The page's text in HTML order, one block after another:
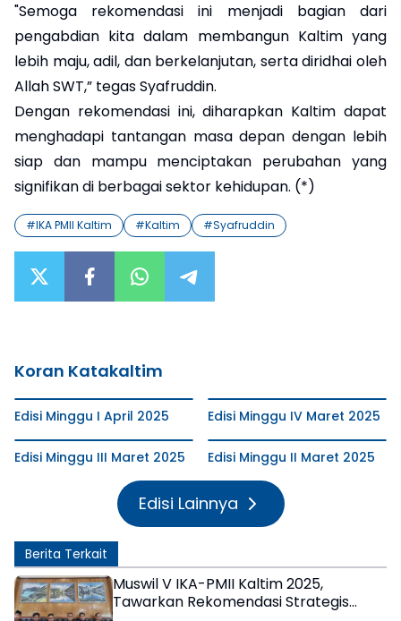
"Semoga rekomendasi ini menjadi bagian dari
pengabdian kita dalam membangun Kaltim yang
lebih maju, adil, dan berkelanjutan, serta diridhai oleh
Allah SWT,” tegas Syafruddin.
Dengan rekomendasi ini, diharapkan Kaltim dapat
menghadapi tantangan masa depan dengan lebih
siap dan mampu menciptakan perubahan yang
signifikan di berbagai sektor kehidupan. (*)
#IKA PMII Kaltim #Kaltim #Syafruddin
Koran Katakaltim
Edisi Minggu I April 2025 Edisi Minggu IV Maret 2025
Edisi Minggu III Maret 2025 Edisi Minggu II Maret 2025
Edisi Lainnya
Berita Terkait
Muswil V IKA-PMII Kaltim 2025,
Tawarkan Rekomendasi Strategis